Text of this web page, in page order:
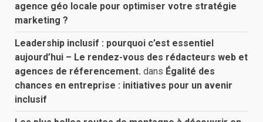
agence géo locale pour optimiser votre stratégie
marketing ?
Leadership inclusif : pourquoi c’est essentiel
aujourd’hui – Le rendez-vous des rédacteurs web et
agences de réferencement. dans Égalité des
chances en entreprise : initiatives pour un avenir
inclusif